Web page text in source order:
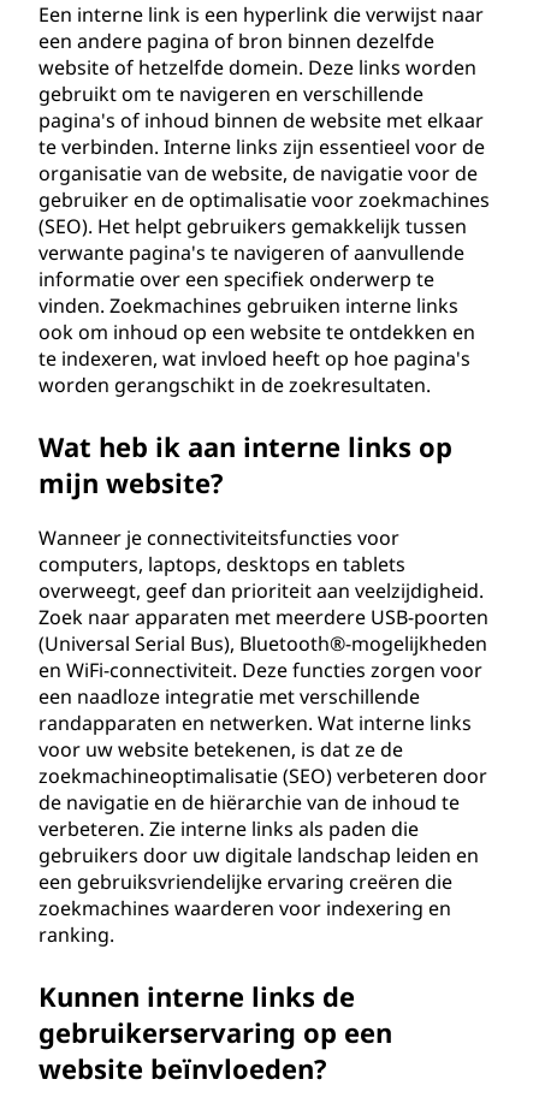
Een interne link is een hyperlink die verwijst naar
een andere pagina of bron binnen dezelfde
website of hetzelfde domein. Deze links worden
gebruikt om te navigeren en verschillende
pagina's of inhoud binnen de website met elkaar
te verbinden. Interne links zijn essentieel voor de
organisatie van de website, de navigatie voor de
gebruiker en de optimalisatie voor zoekmachines
(SEO). Het helpt gebruikers gemakkelijk tussen
verwante pagina's te navigeren of aanvullende
informatie over een specifiek onderwerp te
vinden. Zoekmachines gebruiken interne links
ook om inhoud op een website te ontdekken en
te indexeren, wat invloed heeft op hoe pagina's
worden gerangschikt in de zoekresultaten.
Wat heb ik aan interne links op
mijn website?
Wanneer je connectiviteitsfuncties voor
computers, laptops, desktops en tablets
overweegt, geef dan prioriteit aan veelzijdigheid.
Zoek naar apparaten met meerdere USB-poorten
(Universal Serial Bus), Bluetooth®-mogelijkheden
en WiFi-connectiviteit. Deze functies zorgen voor
een naadloze integratie met verschillende
randapparaten en netwerken. Wat interne links
voor uw website betekenen, is dat ze de
zoekmachineoptimalisatie (SEO) verbeteren door
de navigatie en de hiërarchie van de inhoud te
verbeteren. Zie interne links als paden die
gebruikers door uw digitale landschap leiden en
een gebruiksvriendelijke ervaring creëren die
zoekmachines waarderen voor indexering en
ranking.
Kunnen interne links de
gebruikerservaring op een
website beïnvloeden?